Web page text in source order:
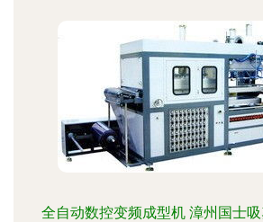
全自动数控变频成型机 漳州国士